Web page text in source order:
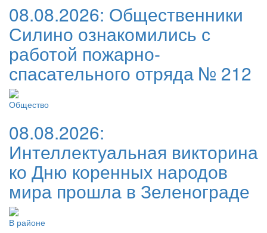
08.08.2026: Общественники
Силино ознакомились с
работой пожарно-
спасательного отряда № 212
Общество
08.08.2026:
Интеллектуальная викторина
ко Дню коренных народов
мира прошла в Зеленограде
В районе